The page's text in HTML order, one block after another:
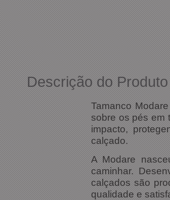
Descrição do Produto
Tamanco
sobre os pés em
impacto,
calçado.
A Modare
caminhar.
calçados são
qualidade e